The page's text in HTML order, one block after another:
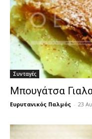
Συνταγές
Μπουγάτσα
Ευρυτανικός Παλμός - 23